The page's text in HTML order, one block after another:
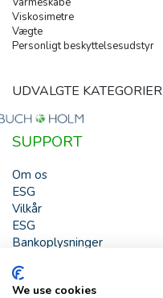
Viskosimetre
Vægte
Personligt beskyttelsesudstyr
UDVALGTE KATEGORIER
SUPPORT
Om os
ESG
Vilkår
ESG
Bankoplysninger
HJÆLP
We use cookies